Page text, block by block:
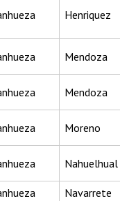
Henriquez
Mendoza
Mendoza
Moreno
Nahuelhual
Navarrete